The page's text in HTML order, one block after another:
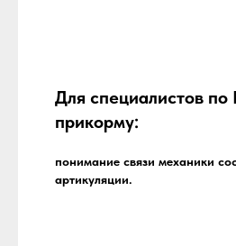
Для специалистов по
прикорму:
понимание связи механики
артикуляции.